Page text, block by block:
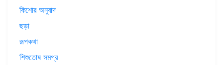
কিশোর অনুবাদ
ছড়া
রূপকথা
শিশুতোষ সমগ্র